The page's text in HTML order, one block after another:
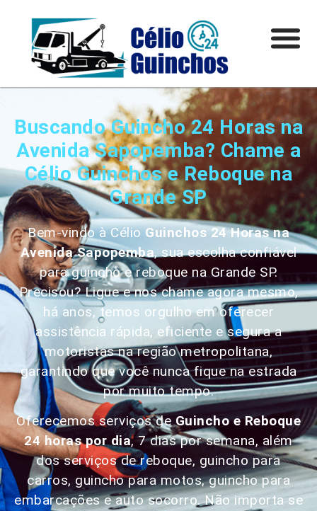
Buscando Guincho 24 Horas na
Avenida Sapopemba? Chame a
Célio Guinchos e Reboque na
Grande SP
Bem-vindo à CélioGuinchos 24 Horasna
Avenida Sapopemba, sua escolha confiável
para guincho e reboque na Grande SP.
Precisou? Ligue e nos chame agora mesmo,
há anos, temos orgulho em oferecer
assistência rápida, eficiente e segura a
motoristas na região metropolitana,
garantindo que você nunca fique na estrada
por muito tempo.
Oferecemos serviços deGuincho e Reboque
24 horas por dia, 7 dias por semana, além
dos serviços de reboque, guincho para
carros, guincho para motos, guincho para
embarcações e auto socorro. Não importa se